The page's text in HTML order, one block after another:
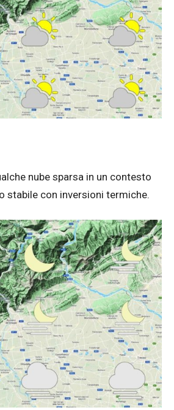
nube sparsa in un contesto
stabile con inversioni termiche.